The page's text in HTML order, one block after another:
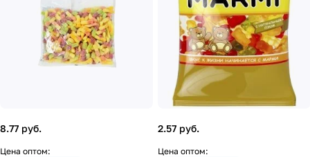
8.77 руб.
Цена оптом:
2.57 руб.
Цена оптом: